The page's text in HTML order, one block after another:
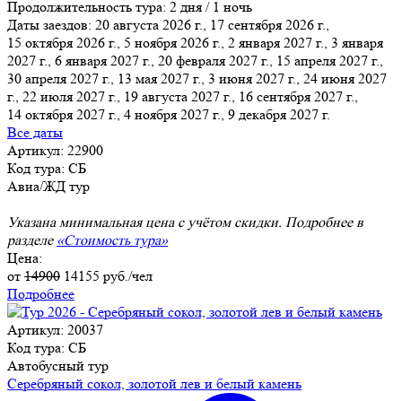
Продолжительность тура: 2 дня / 1 ночь
Даты заездов: 20 августа 2026 г., 17 сентября 2026 г.,
15 октября 2026 г., 5 ноября 2026 г., 2 января 2027 г., 3 января
2027 г., 6 января 2027 г., 20 февраля 2027 г., 15 апреля 2027 г.,
30 апреля 2027 г., 13 мая 2027 г., 3 июня 2027 г., 24 июня 2027
г., 22 июля 2027 г., 19 августа 2027 г., 16 сентября 2027 г.,
14 октября 2027 г., 4 ноября 2027 г., 9 декабря 2027 г.
Все даты
Артикул: 22900
Код тура: СБ
Авиа/ЖД тур
Указана минимальная цена с учётом скидки. Подробнее в
разделе «Стоимость тура»
Цена:
от 14900 14155 руб./чел
Подробнее
Артикул: 20037
Код тура: СБ
Автобусный тур
Серебряный сокол, золотой лев и белый камень